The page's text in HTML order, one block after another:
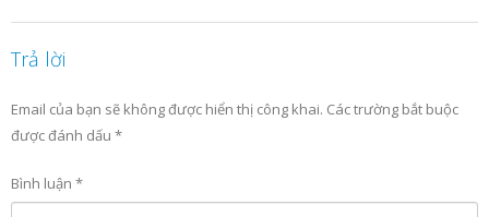
Trả lời
Email của bạn sẽ không được hiển thị công khai. Các trường bắt buộc
được đánh dấu *
Bình luận *